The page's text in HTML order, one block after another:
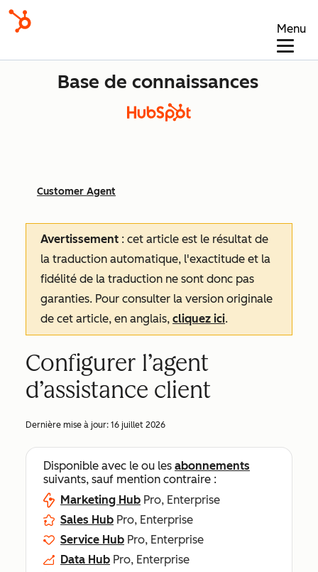
Menu
Base de connaissances
Customer Agent
Avertissement : cet article est le résultat de
la traduction automatique, l'exactitude et la
fidélité de la traduction ne sont donc pas
garanties. Pour consulter la version originale
de cet article, en anglais, cliquez ici.
Configurer l’agent
d’assistance client
Dernière mise à jour: 16 juillet 2026
Disponible avec le ou les abonnements
suivants, sauf mention contraire :
Marketing Hub Pro, Enterprise
Sales Hub Pro, Enterprise
Service Hub Pro, Enterprise
Data Hub Pro, Enterprise